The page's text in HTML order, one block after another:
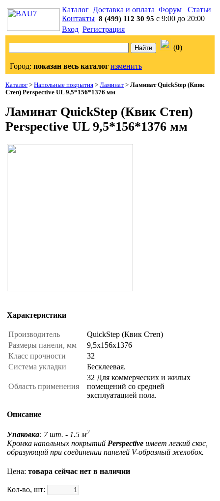
Каталог Доставка и оплата Форум
Статьи
Контакты 8 (499) 112 30 95 с 9:00 до 20:00
Вход Регистрация
(0)
Город: показан весь каталог изменить
Каталог > Напольные покрытия > Ламинат > Ламинат QuickStep (Квик
Степ) Perspective UL 9,5*156*1376 мм
Ламинат QuickStep (Квик Степ)
Perspective UL 9,5*156*1376 мм
Характеристики
Производитель
QuickStep (Квик Степ)
Размеры панели, мм
9,5x156x1376
Класс прочности
32
Система укладки
Бесклеевая.
Область применения
32 Для коммерческих и жилых
помещений со средней
эксплуатацией пола.
Описание
Упаковка: 7 шт. - 1.5 м2
Кромка напольных покрытий Perspective имеет легкий скос,
образующий при соединении панелей V-образный желобок.
Цена: товара сейчас нет в наличии
Кол-во, шт: